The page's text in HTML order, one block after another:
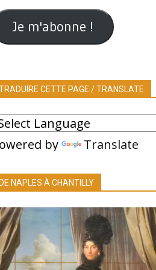
Je m'abonne !
CETTE PAGE / TRANSLATE
by Translate
NAPLES À CHANTILLY